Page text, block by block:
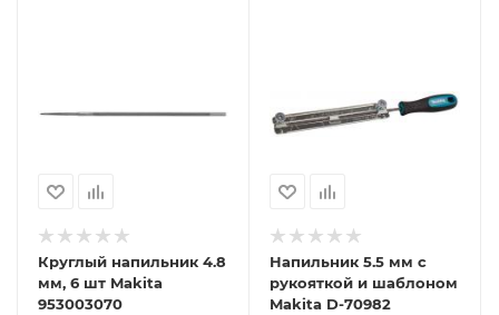
Круглый напильник 4.8
мм, 6 шт Makita
953003070
Напильник 5.5 мм с
рукояткой и шаблоном
Makita D-70982